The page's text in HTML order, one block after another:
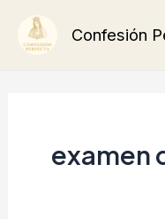
Confesión
examen